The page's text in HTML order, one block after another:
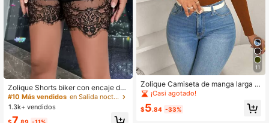
Zolique Shorts biker con encaje de
pestaña en contraste
#10 Más vendidos
en Salida nocturna Leggings de mujer
1.3k+ vendidos
11
Zolique Camiseta de manga larga d
e unicolor con cuello de lazo, ajuste
ceñido y volantes en el bajo, elegan
te y casual, para otoño
¡Casi agotado!
$5.84 -33%